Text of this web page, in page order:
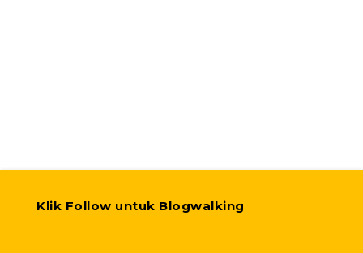
Klik Follow untuk Blogwalking